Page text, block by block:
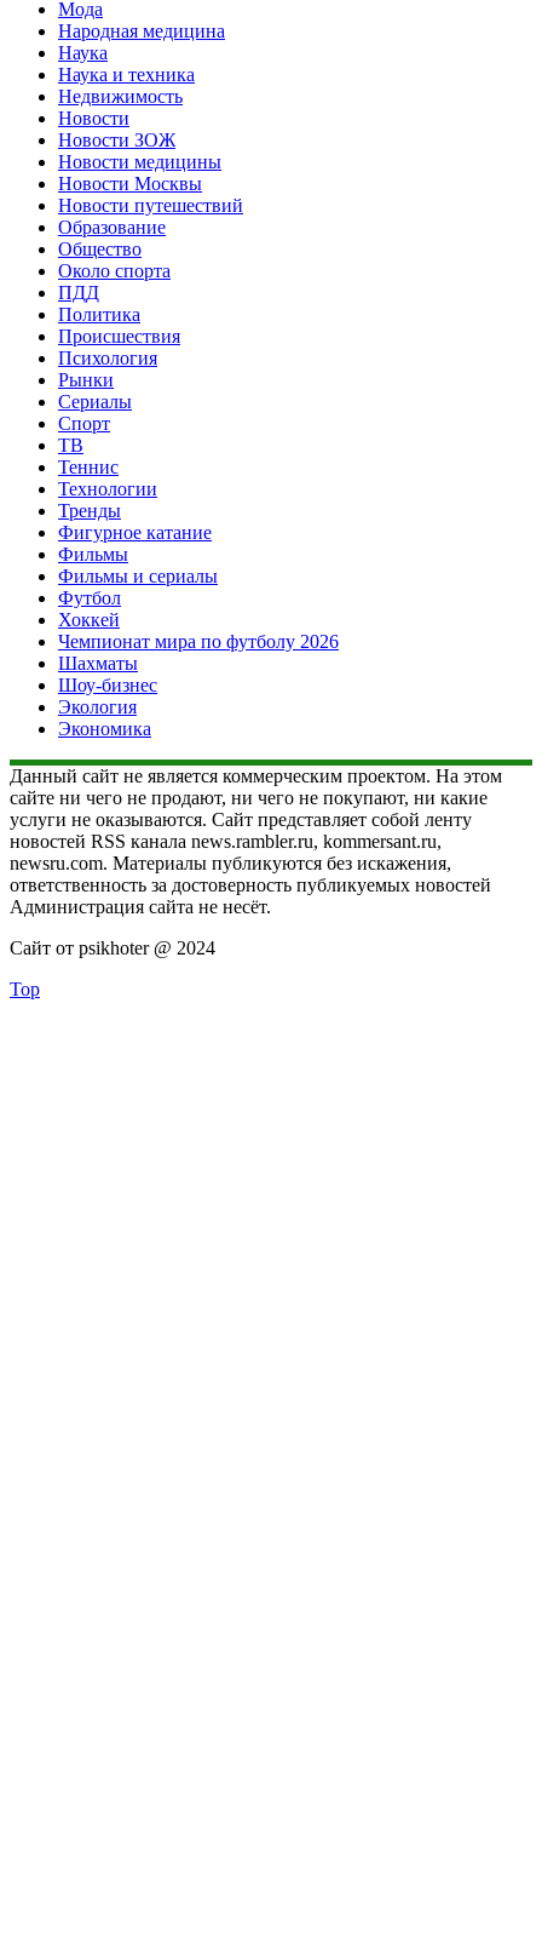
Мода
Народная медицина
Наука
Наука и техника
Недвижимость
Новости
Новости ЗОЖ
Новости медицины
Новости Москвы
Новости путешествий
Образование
Общество
Около спорта
ПДД
Политика
Происшествия
Психология
Рынки
Сериалы
Спорт
ТВ
Теннис
Технологии
Тренды
Фигурное катание
Фильмы
Фильмы и сериалы
Футбол
Хоккей
Чемпионат мира по футболу 2026
Шахматы
Шоу-бизнес
Экология
Экономика
Данный сайт не является коммерческим проектом. На этом
сайте ни чего не продают, ни чего не покупают, ни какие
услуги не оказываются. Сайт представляет собой ленту
новостей RSS канала news.rambler.ru, kommersant.ru,
newsru.com. Материалы публикуются без искажения,
ответственность за достоверность публикуемых новостей
Администрация сайта не несёт.
Сайт от psikhoter @ 2024
Top